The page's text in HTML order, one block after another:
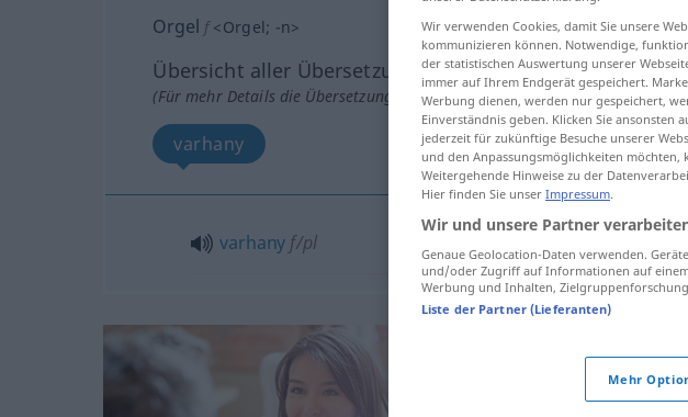
Orgel f <Orgel; -n>
Übersicht aller Übersetzungen
(Für mehr Details die Übersetzung anklicken/antippen)
varhany
varhany f/pl
Wir verwenden Cookies, damit Sie unsere
kommunizieren können. Notwendige,
der statistischen Auswertung unserer
immer auf Ihrem Endgerät gespeichert.
Werbung dienen, werden nur gespeichert,
Einverständnis geben. Klicken Sie
jederzeit für zukünftige Besuche unserer
und den Anpassungsmöglichkeiten möchten,
Weitergehende Hinweise zu der
Hier finden Sie unser Impressum.
Wir und unsere Partner
Genaue Geolocation-Daten verwenden.
und/oder Zugriff auf Informationen auf
Werbung und Inhalten,
Liste der Partner (Lieferanten)
Mehr